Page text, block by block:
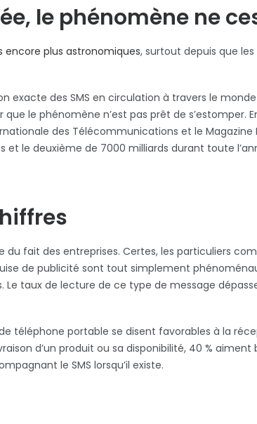
le phénomène ne
encore plus astronomiques, surtout depuis que
des SMS en circulation à travers le
que le phénomène n’est pas prêt de s’estomper.
des Télécommunications et le
et le deuxième de 7000 milliards durant toute
du fait des entreprises. Certes, les particuliers
de publicité sont tout simplement
Le taux de lecture de ce type de message
téléphone portable se disent favorables à la
d’un produit ou sa disponibilité, 40 % aiment
le SMS lorsqu’il existe.